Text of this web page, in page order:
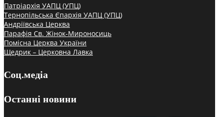
Патріархія УАПЦ (УПЦ)
Тернопільська Єпархія УАПЦ (УПЦ)
Андріївська Церква
Парафія Св. Жінок-Мироносиць
Помісна Церква України
Щедрик – Церковна Лавка
Соц.медіа
Останні новини